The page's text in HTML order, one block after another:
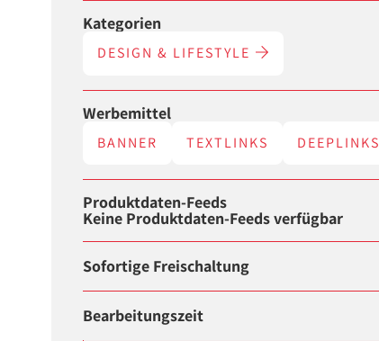
Kategorien
DESIGN & LIFESTYLE
Werbemittel
BANNER TEXTLINKS DEEPLINKS
Produktdaten-Feeds
Keine Produktdaten-Feeds verfügbar
Sofortige Freischaltung
Bearbeitungszeit